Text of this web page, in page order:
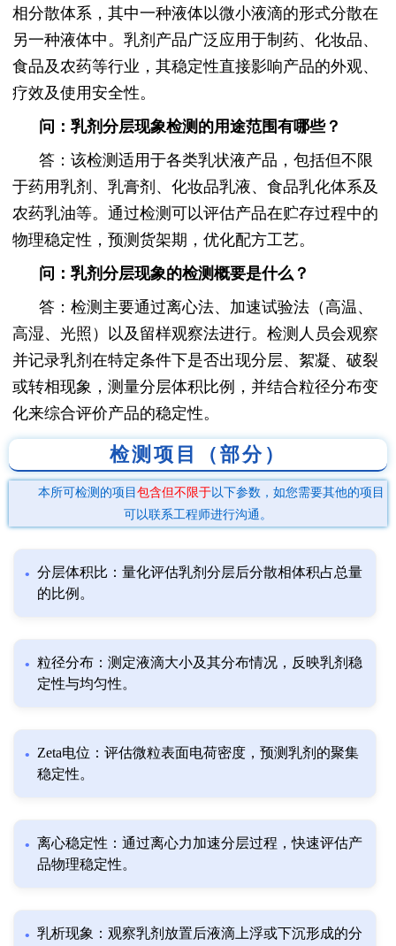
相分散体系，其中一种液体以微小液滴的形式分散在
另一种液体中。乳剂产品广泛应用于制药、化妆品、
食品及农药等行业，其稳定性直接影响产品的外观、
疗效及使用安全性。
问：乳剂分层现象检测的用途范围有哪些？
答：该检测适用于各类乳状液产品，包括但不限
于药用乳剂、乳膏剂、化妆品乳液、食品乳化体系及
农药乳油等。通过检测可以评估产品在贮存过程中的
物理稳定性，预测货架期，优化配方工艺。
问：乳剂分层现象的检测概要是什么？
答：检测主要通过离心法、加速试验法（高温、
高湿、光照）以及留样观察法进行。检测人员会观察
并记录乳剂在特定条件下是否出现分层、絮凝、破裂
或转相现象，测量分层体积比例，并结合粒径分布变
化来综合评价产品的稳定性。
检测项目（部分）
本所可检测的项目 包含但不限于以下参数，如您需要其他的项目
可以联系工程师进行沟通。
分层体积比：量化评估乳剂分层后分散相体积占总量
的比例。
粒径分布：测定液滴大小及其分布情况，反映乳剂稳
定性与均匀性。
Zeta电位：评估微粒表面电荷密度，预测乳剂的聚集
稳定性。
离心稳定性：通过离心力加速分层过程，快速评估产
品物理稳定性。
乳析现象：观察乳剂放置后液滴上浮或下沉形成的分